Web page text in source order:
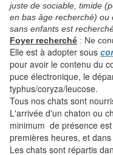
juste de sociable, timide
en bas âge recherché) ou
sans enfants est
Foyer recherché : Ne
Elle est à adopter sous
pour avoir le contenu du
puce électronique, le
typhus/coryza/leucose.
Tous nos chats sont
L'arrivée d'un chaton ou
minimum de présence
premières heures, et
Les chats sont répartis